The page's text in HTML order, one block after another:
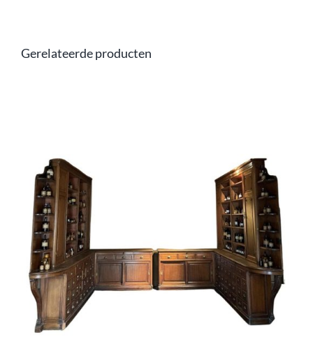
Gerelateerde producten